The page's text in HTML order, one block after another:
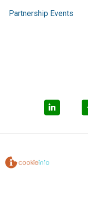
Partnership Events